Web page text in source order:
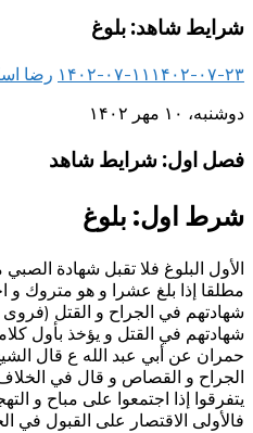
شرایط شاهد: بلوغ
۱۴۰۲-۰۷-۱۱ ۱۴۰۲-۰۷-۲۳
رضا
دوشنبه، ۱۰ مهر ۱۴۰۲
فصل اول: شرایط شاهد
شرط اول: بلوغ
الأول البلوغ‌ فلا تقبل شهادة
مطلقا إذا بلغ عشرا و هو متروك
شهادتهم في الجراح و القتل
شهادتهم في القتل و يؤخذ بأول
حمران عن أبي عبد الله ع قال
الجراح و القصاص و قال في
يتفرقوا إذا اجتمعوا على مباح و
فالأولى الاقتصار على القبول في